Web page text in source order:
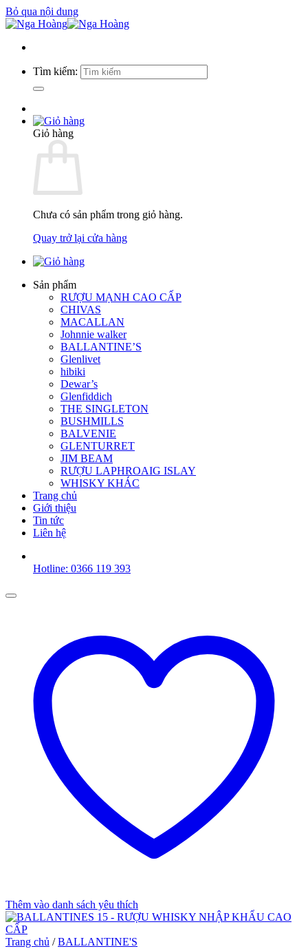
Bỏ qua nội dung
Tìm kiếm:
Giỏ hàng
Chưa có sản phẩm trong giỏ hàng.
Quay trở lại cửa hàng
Sản phẩm
RƯỢU MẠNH CAO CẤP
CHIVAS
MACALLAN
Johnnie walker
BALLANTINE’S
Glenlivet
hibiki
Dewar’s
Glenfiddich
THE SINGLETON
BUSHMILLS
BALVENIE
GLENTURRET
JIM BEAM
RƯỢU LAPHROAIG ISLAY
WHISKY KHÁC
Trang chủ
Giới thiệu
Tin tức
Liên hệ
Hotline: 0366 119 393
Thêm vào danh sách yêu thích
Trang chủ / BALLANTINE'S